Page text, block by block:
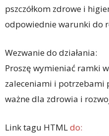
pszczółkom zdrowe i
odpowiednie warunki do
Wezwanie do działania:
Proszę wymieniać ramki
zaleceniami i potrzebami
ważne dla zdrowia i
Link tagu HTMLdo: